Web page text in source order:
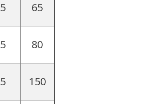
5 65
5 80
5 150